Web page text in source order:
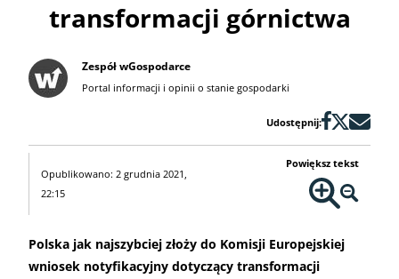
transformacji górnictwa
Zespół wGospodarce
Portal informacji i opinii o stanie gospodarki
Udostępnij:
Opublikowano: 2 grudnia 2021,
22:15
Powiększ tekst
Polska jak najszybciej złoży do Komisji Europejskiej
wniosek notyfikacyjny dotyczący transformacji